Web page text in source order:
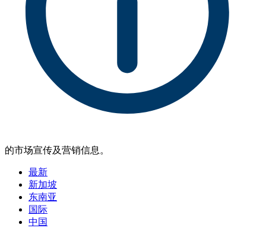
的市场宣传及营销信息。
最新
新加坡
东南亚
国际
中国